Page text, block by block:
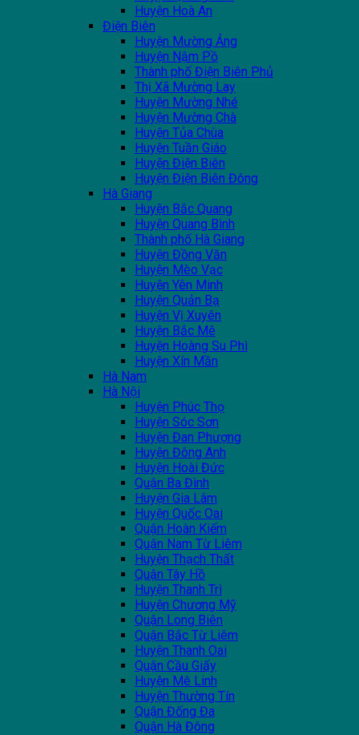
Huyện Hoà An
Điện Biên
Huyện Mường Ảng
Huyện Nậm Pồ
Thành phố Điện Biên Phủ
Thị Xã Mường Lay
Huyện Mường Nhé
Huyện Mường Chà
Huyện Tủa Chùa
Huyện Tuần Giáo
Huyện Điện Biên
Huyện Điện Biên Đông
Hà Giang
Huyện Bắc Quang
Huyện Quang Bình
Thành phố Hà Giang
Huyện Đồng Văn
Huyện Mèo Vạc
Huyện Yên Minh
Huyện Quản Bạ
Huyện Vị Xuyên
Huyện Bắc Mê
Huyện Hoàng Su Phì
Huyện Xín Mần
Hà Nam
Hà Nội
Huyện Phúc Thọ
Huyện Sóc Sơn
Huyện Đan Phượng
Huyện Đông Anh
Huyện Hoài Đức
Quận Ba Đình
Huyện Gia Lâm
Huyện Quốc Oai
Quận Hoàn Kiếm
Quận Nam Từ Liêm
Huyện Thạch Thất
Quận Tây Hồ
Huyện Thanh Trì
Huyện Chương Mỹ
Quận Long Biên
Quận Bắc Từ Liêm
Huyện Thanh Oai
Quận Cầu Giấy
Huyện Mê Linh
Huyện Thường Tín
Quận Đống Đa
Quận Hà Đông